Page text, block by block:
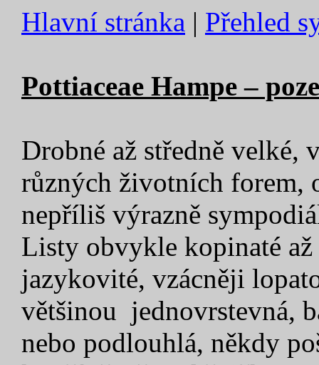
Hlavní stránka | Přehled
Pottiaceae Hampe –
Drobné až středně velké,
různých životních forem,
nepříliš výrazně
Listy obvykle kopinaté
jazykovité, vzácněji
většinou jednovrstevná,
nebo podlouhlá, někdy